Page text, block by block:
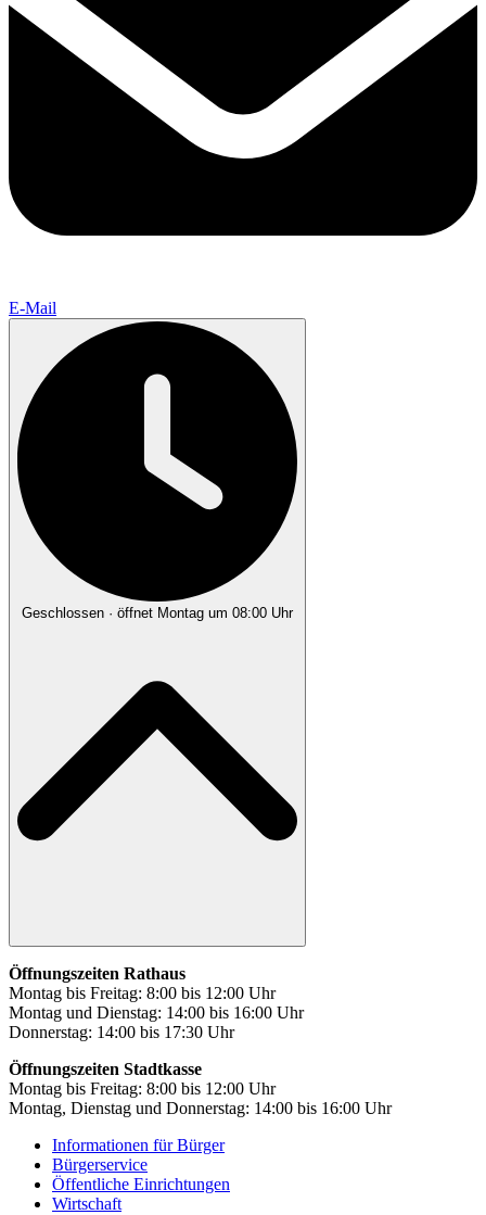
E-Mail
Geschlossen · öffnet Montag um 08:00 Uhr
Öffnungszeiten Rathaus
Montag bis Freitag: 8:00 bis 12:00 Uhr
Montag und Dienstag: 14:00 bis 16:00 Uhr
Donnerstag: 14:00 bis 17:30 Uhr
Öffnungszeiten Stadtkasse
Montag bis Freitag: 8:00 bis 12:00 Uhr
Montag, Dienstag und Donnerstag: 14:00 bis 16:00 Uhr
Informationen für Bürger
Bürgerservice
Öffentliche Einrichtungen
Wirtschaft